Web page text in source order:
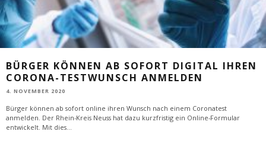
BÜRGER KÖNNEN AB SOFORT DIGITAL IHREN
CORONA-TESTWUNSCH ANMELDEN
4. NOVEMBER 2020
Bürger können ab sofort online ihren Wunsch nach einem Coronatest
anmelden. Der Rhein-Kreis Neuss hat dazu kurzfristig ein Online-Formular
entwickelt. Mit dies...